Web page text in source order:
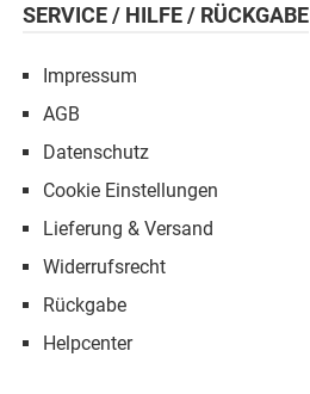
SERVICE / HILFE / RÜCKGABE
Impressum
AGB
Datenschutz
Cookie Einstellungen
Lieferung & Versand
Widerrufsrecht
Rückgabe
Helpcenter